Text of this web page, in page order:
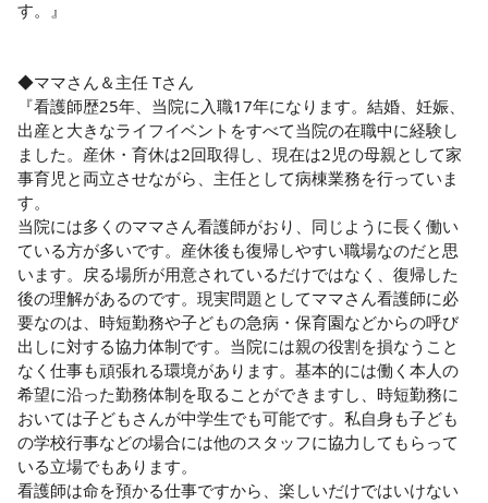
す。』
◆ママさん＆主任 Tさん
『看護師歴25年、当院に入職17年になります。結婚、妊娠、
出産と大きなライフイベントをすべて当院の在職中に経験し
ました。産休・育休は2回取得し、現在は2児の母親として家
事育児と両立させながら、主任として病棟業務を行っていま
す。
当院には多くのママさん看護師がおり、同じように長く働い
ている方が多いです。産休後も復帰しやすい職場なのだと思
います。戻る場所が用意されているだけではなく、復帰した
後の理解があるのです。現実問題としてママさん看護師に必
要なのは、時短勤務や子どもの急病・保育園などからの呼び
出しに対する協力体制です。当院には親の役割を損なうこと
なく仕事も頑張れる環境があります。基本的には働く本人の
希望に沿った勤務体制を取ることができますし、時短勤務に
おいては子どもさんが中学生でも可能です。私自身も子ども
の学校行事などの場合には他のスタッフに協力してもらって
いる立場でもあります。
看護師は命を預かる仕事ですから、楽しいだけではいけない